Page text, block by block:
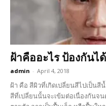
ฝ้าคืออะไร ป้องกันไ
admin - April 4, 2018
ฝ้า คือ สีผิวที่เกิดเปลี่ยนสีไปเป็นสี
สีที่เปลี่ยนนั้นจะเข้มต่อเนื่องกันจ